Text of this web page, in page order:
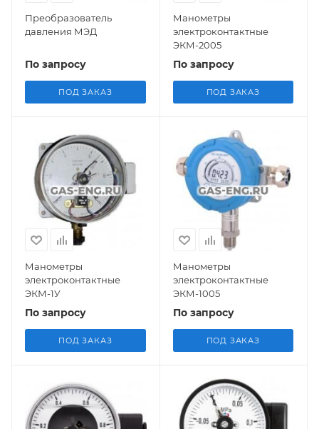
Преобразователь
давления МЭД
По запросу
ПОД ЗАКАЗ
Манометры
электроконтактные
ЭКМ-2005
По запросу
ПОД ЗАКАЗ
Манометры
электроконтактные
ЭКМ-1У
По запросу
ПОД ЗАКАЗ
Манометры
электроконтактные
ЭКМ-1005
По запросу
ПОД ЗАКАЗ